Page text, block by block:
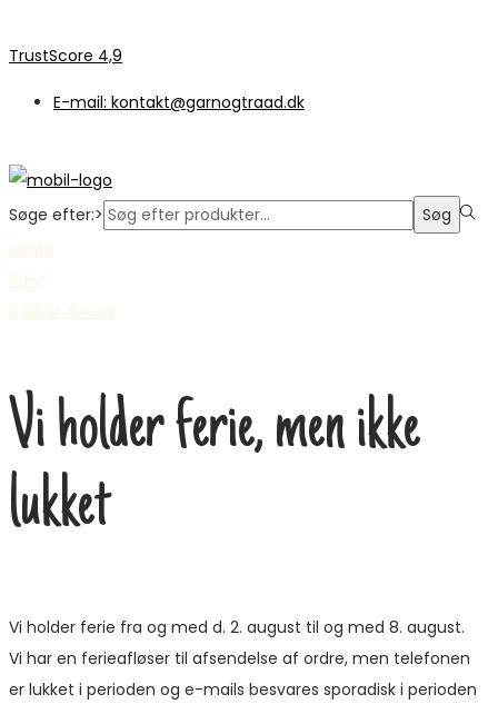
TrustScore 4,9
E-mail: kontakt@garnogtraad.dk
Søge efter:>
Søg
Konto
Kurv
0,00 kr. 0 Kurv
Vi holder ferie, men ikke
lukket
Vi holder ferie fra og med d. 2. august til og med 8. august.
Vi har en ferieafløser til afsendelse af ordre, men telefonen
er lukket i perioden og e-mails besvares sporadisk i perioden